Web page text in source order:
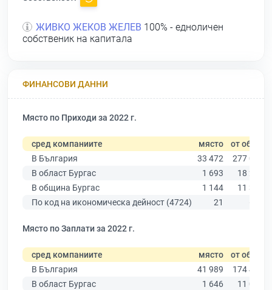
ЖИВКО ЖЕКОВ ЖЕЛЕВ 100% - едноличен
собственик на капитала
ФИНАНСОВИ ДАННИ
Място по Приходи за 2022 г.
сред компаниите място от общо
В България
33 472
277 019
В област Бургас
1 693
18 275
В община Бургас
1 144
11 315
По код на икономическа дейност (4724)
21
Място по Заплати за 2022 г.
сред компаниите място от общо
В България
41 989
174 403
В област Бургас
1 646
11 009